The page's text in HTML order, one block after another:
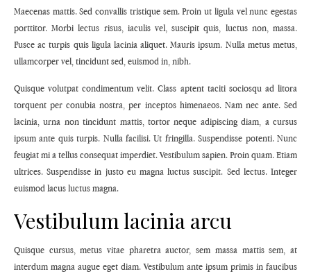
Maecenas mattis. Sed convallis tristique sem. Proin ut ligula vel nunc egestas
porttitor. Morbi lectus risus, iaculis vel, suscipit quis, luctus non, massa.
Fusce ac turpis quis ligula lacinia aliquet. Mauris ipsum. Nulla metus metus,
ullamcorper vel, tincidunt sed, euismod in, nibh.
Quisque volutpat condimentum velit. Class aptent taciti sociosqu ad litora
torquent per conubia nostra, per inceptos himenaeos. Nam nec ante. Sed
lacinia, urna non tincidunt mattis, tortor neque adipiscing diam, a cursus
ipsum ante quis turpis. Nulla facilisi. Ut fringilla. Suspendisse potenti. Nunc
feugiat mi a tellus consequat imperdiet. Vestibulum sapien. Proin quam. Etiam
ultrices. Suspendisse in justo eu magna luctus suscipit. Sed lectus. Integer
euismod lacus luctus magna.
Vestibulum lacinia arcu
Quisque cursus, metus vitae pharetra auctor, sem massa mattis sem, at
interdum magna augue eget diam. Vestibulum ante ipsum primis in faucibus